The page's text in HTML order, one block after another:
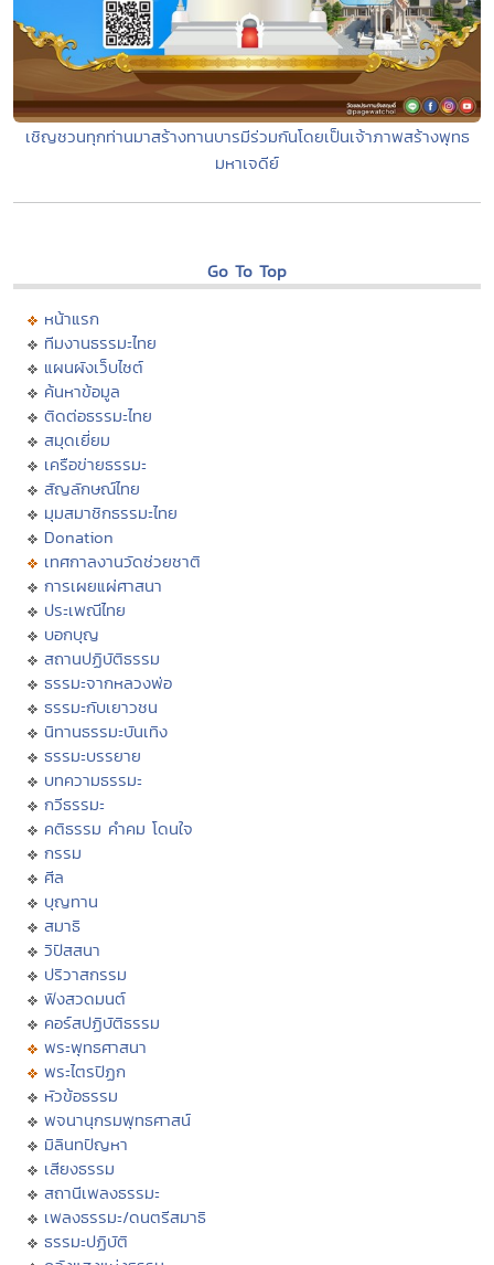
เชิญชวนทุกท่านมาสร้างทานบารมีร่วมกันโดยเป็นเจ้าภาพสร้างพุทธ
มหาเจดีย์
Go To Top
หน้าแรก
ทีมงานธรรมะไทย
แผนผังเว็บไซต์
ค้นหาข้อมูล
ติดต่อธรรมะไทย
สมุดเยี่ยม
เครือข่ายธรรมะ
สัญลักษณ์ไทย
มุมสมาชิกธรรมะไทย
Donation
เทศกาลงานวัดช่วยชาติ
การเผยแผ่ศาสนา
ประเพณีไทย
บอกบุญ
สถานปฏิบัติธรรม
ธรรมะจากหลวงพ่อ
ธรรมะกับเยาวชน
นิทานธรรมะบันเทิง
ธรรมะบรรยาย
บทความธรรมะ
กวีธรรมะ
คติธรรม คำคม โดนใจ
กรรม
ศีล
บุญทาน
สมาธิ
วิปัสสนา
ปริวาสกรรม
ฟังสวดมนต์
คอร์สปฏิบัติธรรม
พระพุทธศาสนา
พระไตรปิฏก
หัวข้อธรรม
พจนานุกรมพุทธศาสน์
มิลินทปัญหา
เสียงธรรม
สถานีเพลงธรรมะ
เพลงธรรมะ/ดนตรีสมาธิ
ธรรมะปฏิบัติ